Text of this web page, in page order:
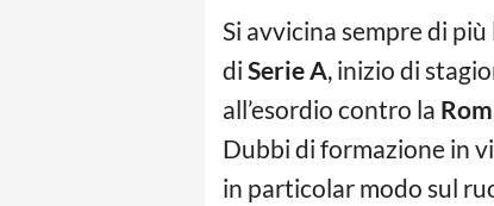
Si avvicina sempre di
di Serie A, inizio di
all’esordio contro la
Dubbi di formazione in
in particolar modo sul